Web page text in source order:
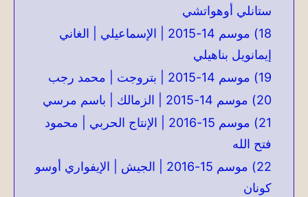
ستانلي أوهواتشي
18) موسم 14-2015 | الإسماعيلي | الغاني
إيمانويل بناهيلي
19) موسم 14-2015 | بتروجت | محمد رجب
20) موسم 14-2015 | الزمالك | باسم مرسي
21) موسم 15-2016 | الإنتاج الحربي | محمود
فتح الله
22) موسم 15-2016 | الجيش | الإيفواري أوسو
كونان